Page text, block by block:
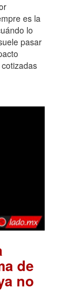
es la
lo
pasar
de
no